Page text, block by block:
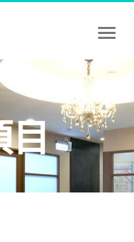
Toggle
目